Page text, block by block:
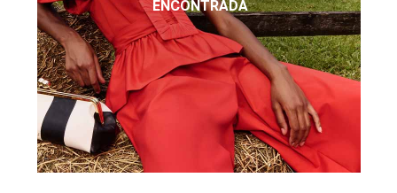
ENCONTRADA